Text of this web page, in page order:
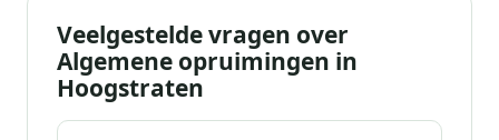
Veelgestelde vragen over
Algemene opruimingen in
Hoogstraten